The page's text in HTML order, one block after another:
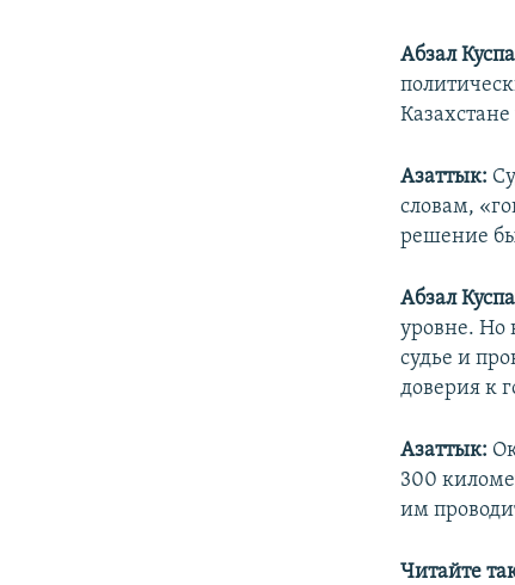
Абзал
Азаттык:
словам,
решение
Абзал
уровне. Но
судье и
доверия к
Азаттык:
300
им
Читайте